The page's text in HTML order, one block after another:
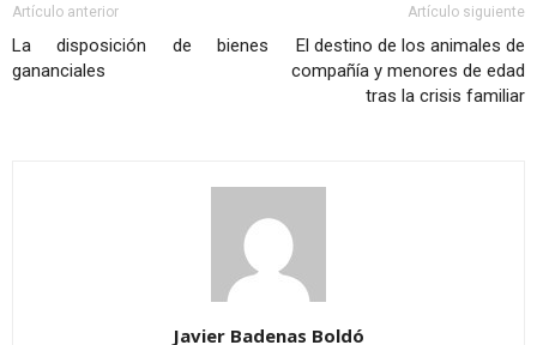
Artículo anterior
La disposición de bienes
gananciales
Artículo siguiente
El destino de los animales de
compañía y menores de edad
tras la crisis familiar
Javier Badenas Boldó